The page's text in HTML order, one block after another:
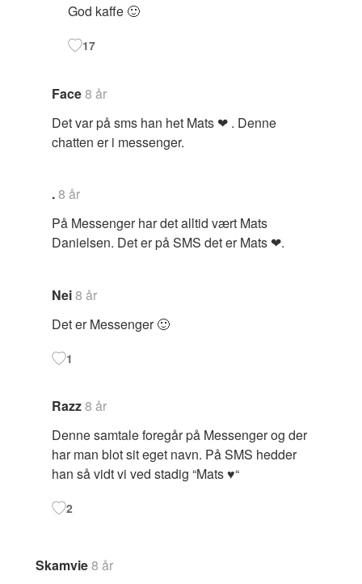
God kaffe 🙂
17
Face8 år
Det var på sms han het Mats ❤ . Denne
chatten er i messenger.
.8 år
På Messenger har det alltid vært Mats
Danielsen. Det er på SMS det er Mats ❤.
Nei8 år
Det er Messenger 🙂
1
Razz8 år
Denne samtale foregår på Messenger og der
har man blot sit eget navn. På SMS hedder
han så vidt vi ved stadig “Mats ♥️“
2
Skamvie8 år